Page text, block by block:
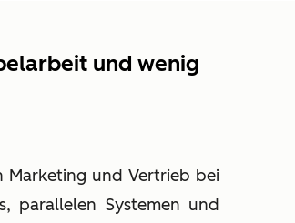
und wenig
Marketing und Vertrieb bei
parallelen Systemen und